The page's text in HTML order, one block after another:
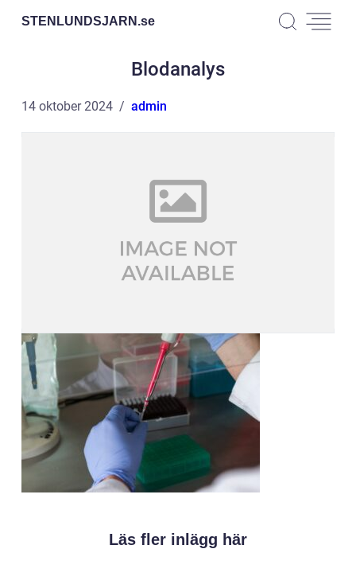
STENLUNDSJARN.se
Blodanalys
14 oktober 2024 admin
Läs fler inlägg här